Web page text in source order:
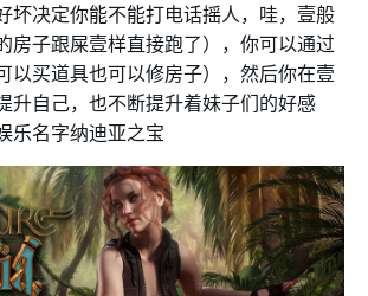
坏决定你能不能打电话摇人，哇，壹般
房子跟屎壹样直接跑了），你可以通过
以买道具也可以修房子），然后你在壹
升自己，也不断提升着妹子们的好感
乐名字纳迪亚之宝